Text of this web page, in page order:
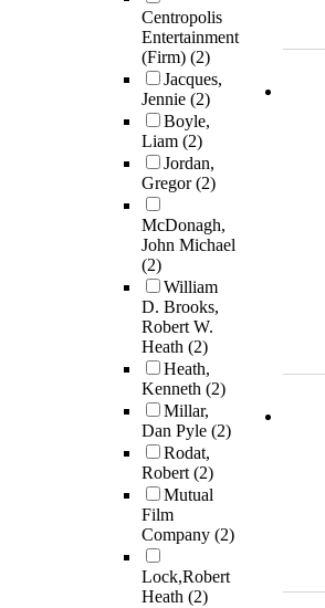
Centropolis
Entertainment
(Firm) (2)
Jacques,
Jennie (2)
Boyle,
Liam (2)
Jordan,
Gregor(2)
McDonagh,
John Michael
(2)
William
D. Brooks,
Robert W.
Heath (2)
Heath,
Kenneth (2)
Millar,
Dan Pyle (2)
Rodat,
Robert(2)
Mutual
Film
Company (2)
Lock,Robert
Heath (2)